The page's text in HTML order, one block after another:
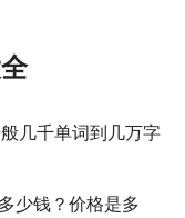
几千单词到几万字
少钱？价格是多